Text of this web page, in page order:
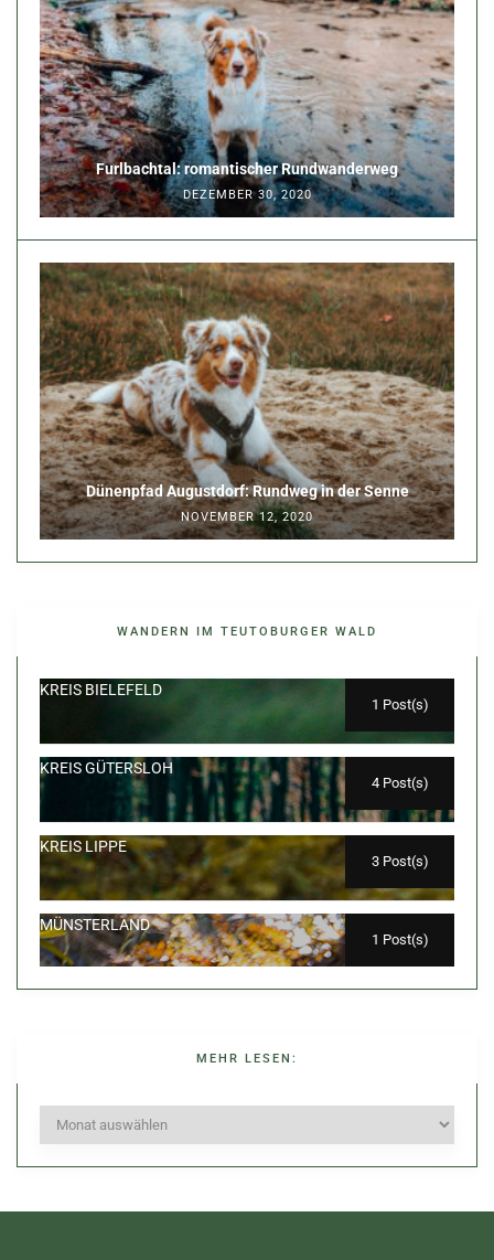
Furlbachtal: romantischer Rundwanderweg
DEZEMBER 30, 2020
Dünenpfad Augustdorf: Rundweg in der Senne
NOVEMBER 12, 2020
WANDERN IM TEUTOBURGER WALD
KREIS BIELEFELD
1 Post(s)
KREIS GÜTERSLOH
4 Post(s)
KREIS LIPPE
3 Post(s)
MÜNSTERLAND
1 Post(s)
MEHR LESEN:
Mehr
lesen: